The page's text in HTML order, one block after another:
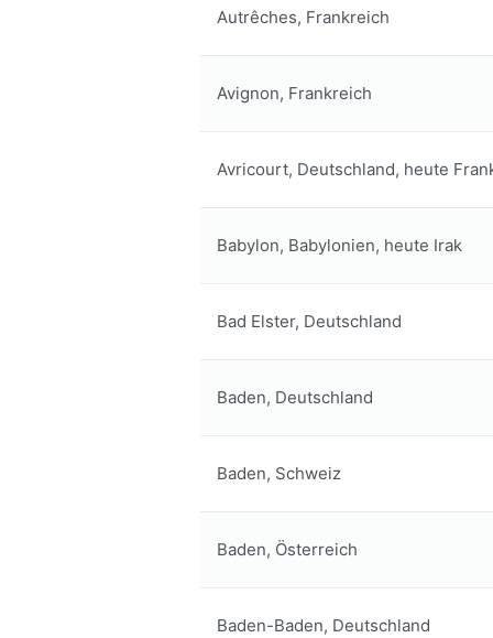
Autrêches, Frankreich
Avignon, Frankreich
Avricourt, Deutschland, heute
Babylon, Babylonien, heute Irak
Bad Elster, Deutschland
Baden, Deutschland
Baden, Schweiz
Baden, Österreich
Baden-Baden, Deutschland